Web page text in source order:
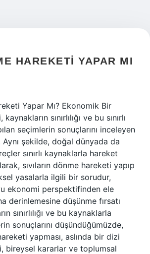
HAREKETI YAPAR MI
Yapar Mı? Ekonomik Bir
sınırlılığı ve bu sınırlı
seçimlerin sonuçlarını inceleyen
Aynı şekilde, doğal dünyada da
sınırlı kaynaklarla hareket
sıvıların dönme hareketi yapıp
yasalarla ilgili bir sorudur,
ekonomi perspektifinden ele
derinlemesine düşünme fırsatı
sınırlılığı ve bu kaynaklarla
sonuçlarını düşündüğümüzde,
yapması, aslında bir dizi
bireysel kararlar ve toplumsal